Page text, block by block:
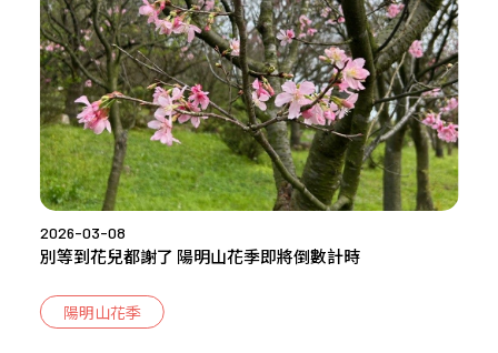
2026-03-08
別等到花兒都謝了 陽明山花季即將倒數計時
陽明山花季